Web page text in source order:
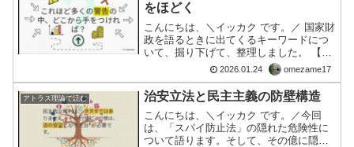
をほどく
こんにちは、＼イッカク です。／ 国家財
政を語るときに出てくるキーワードにつ
いて、掘り下げて、整理しました。 【ソ
ース】↓ 以下、アトラス理論で分析して
います。国家債務とGDP比をめぐる誤解
をほどく本記事は、米国債・日本国債、
そして「国家債...
2026.01.24 omezame17
アトラス理論で読む 治安立法と民主主義の防壁構造
こんにちは、＼イッカク です。／今回
は、「スパイ防止法」の隠れた危険性に
ついて語ります。そして、その億に隠さ